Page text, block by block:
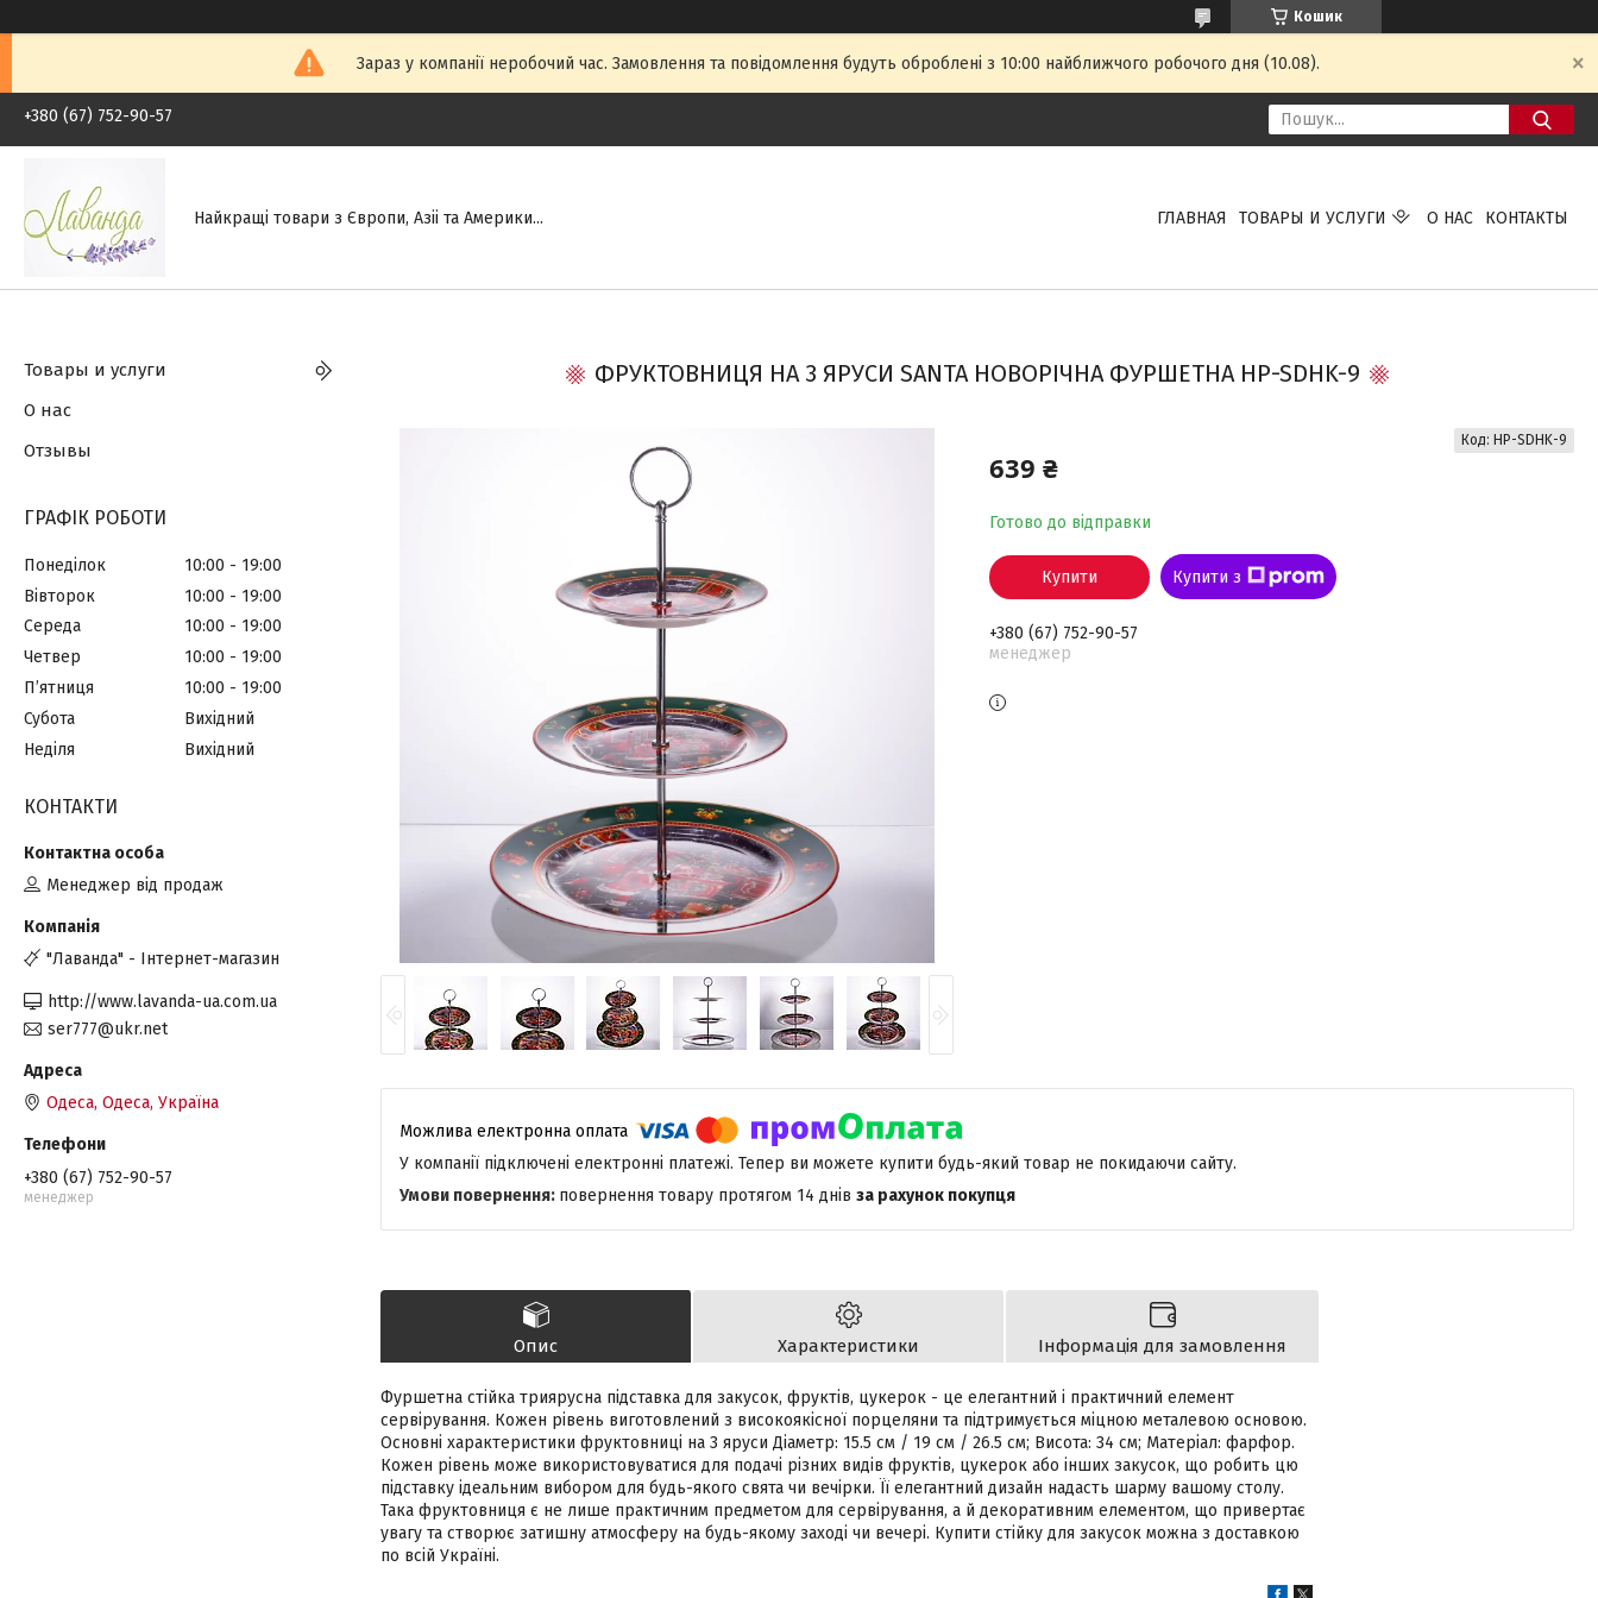
Кошик
Зараз у компанії неробочий час. Замовлення та повідомлення будуть оброблені з 10:00 найближчого робочого дня (10.08).
+380 (67) 752-90-57
Найкращі товари з Європи, Азіі та Америки... ГЛАВНАЯ ТОВАРЫ И УСЛУГИ О НАС КОНТАКТЫ
ФРУКТОВНИЦЯ НА 3 ЯРУСИ SANTA НОВОРІЧНА ФУРШЕТНА HP-SDHK-9
639 ₴
Готово до відправки
Код: HP-SDHK-9
Купити Купити з
+380 (67) 752-90-57
менеджер
У компанії підключені електронні платежі. Тепер ви можете купити будь-який товар не покидаючи сайту.
повернення товару протягом 14 днів за рахунок покупця
Опис Характеристики Інформація для замовлення
Фуршетна стійка триярусна підставка для закусок, фруктів, цукерок - це елегантний і практичний елемент
сервірування. Кожен рівень виготовлений з високоякісної порцеляни та підтримується міцною металевою основою.
Основні характеристики фруктовниці на 3 яруси Діаметр: 15.5 см / 19 см / 26.5 см; Висота: 34 см; Матеріал: фарфор.
Кожен рівень може використовуватися для подачі різних видів фруктів, цукерок або інших закусок, що робить цю
підставку ідеальним вибором для будь-якого свята чи вечірки. Її елегантний дизайн надасть шарму вашому столу.
Така фруктовниця є не лише практичним предметом для сервірування, а й декоративним елементом, що привертає
увагу та створює затишну атмосферу на будь-якому заході чи вечері. Купити стійку для закусок можна з доставкою
по всій Україні.
Товары и услуги
О нас
Отзывы
ГРАФІК РОБОТИ
Понеділок 10:00
19:00
Вівторок
10:00
19:00
Середа
10:00
19:00
Четвер
10:00
19:00
Пʼятниця
10:00
19:00
Субота
Вихідний
Неділя
Вихідний
КОНТАКТИ
Менеджер від продаж
"Лаванда" - Інтернет-магазин
http://www.lavanda-ua.com.ua
ser777@ukr.net
Одеса, Одеса, Україна
+380 (67) 752-90-57
менеджер